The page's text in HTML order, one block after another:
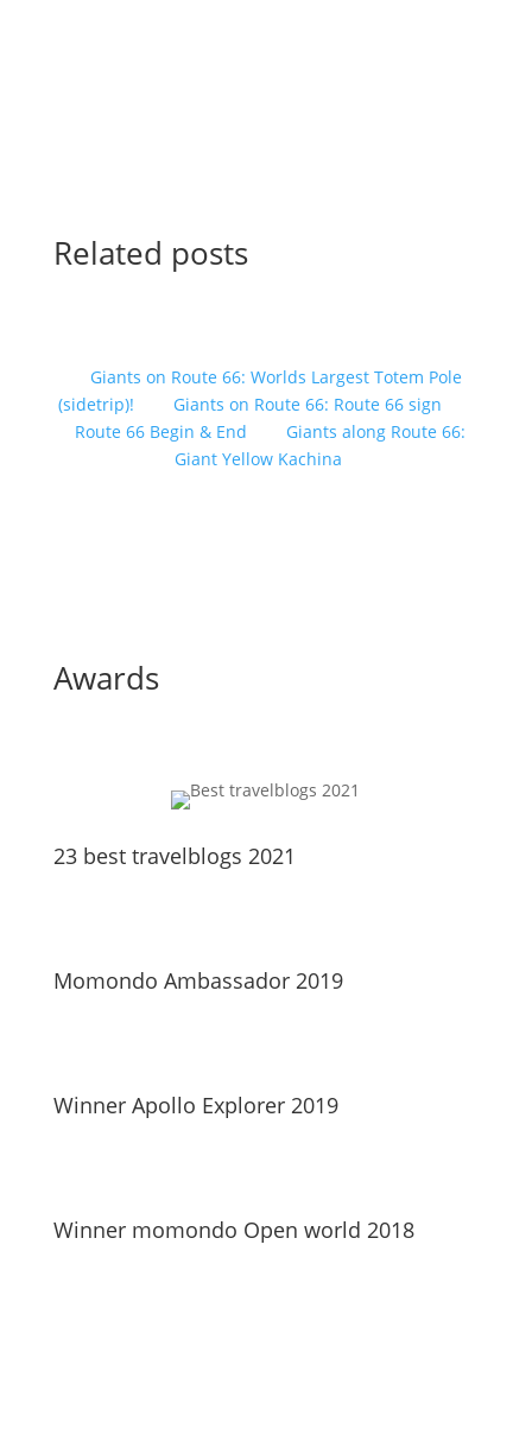
Related posts
Giants on Route 66: Worlds Largest Totem Pole
(sidetrip)!
Giants on Route 66: Route 66 sign
Route 66 Begin & End
Giants along Route 66:
Giant Yellow Kachina
Awards
23 best travelblogs 2021
Momondo Ambassador 2019
Winner Apollo Explorer 2019
Winner momondo Open world 2018